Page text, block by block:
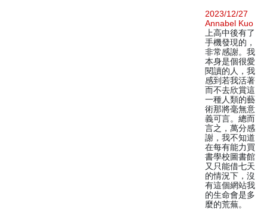
2023/12/27
Annabel Kuo
上高中後有了
手機發現的，
非常感謝。我
本身是個很愛
閱讀的人，我
感到若我活著
而不去欣賞這
一種人類的藝
術那將毫無意
義可言。總而
言之，萬分感
謝，我不知道
在每有能力買
書學校圖書館
又只能借七天
的情況下，沒
有這個網站我
的生命會是多
麼的荒蕪。